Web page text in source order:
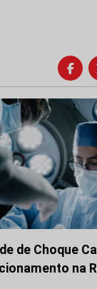
de Choque
na